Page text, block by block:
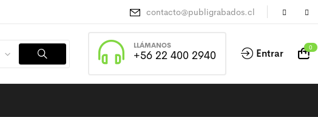
contacto@publigrabados.cl
LLÁMANOS
+56 22 400 2940 Entrar 0